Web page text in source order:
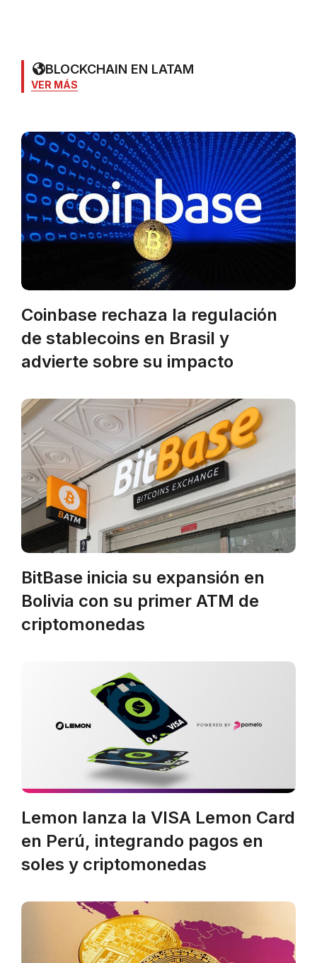
BLOCKCHAIN EN LATAM
VER MÁS
Coinbase rechaza la regulación
de stablecoins en Brasil y
advierte sobre su impacto
BitBase inicia su expansión en
Bolivia con su primer ATM de
criptomonedas
Lemon lanza la VISA Lemon Card
en Perú, integrando pagos en
soles y criptomonedas